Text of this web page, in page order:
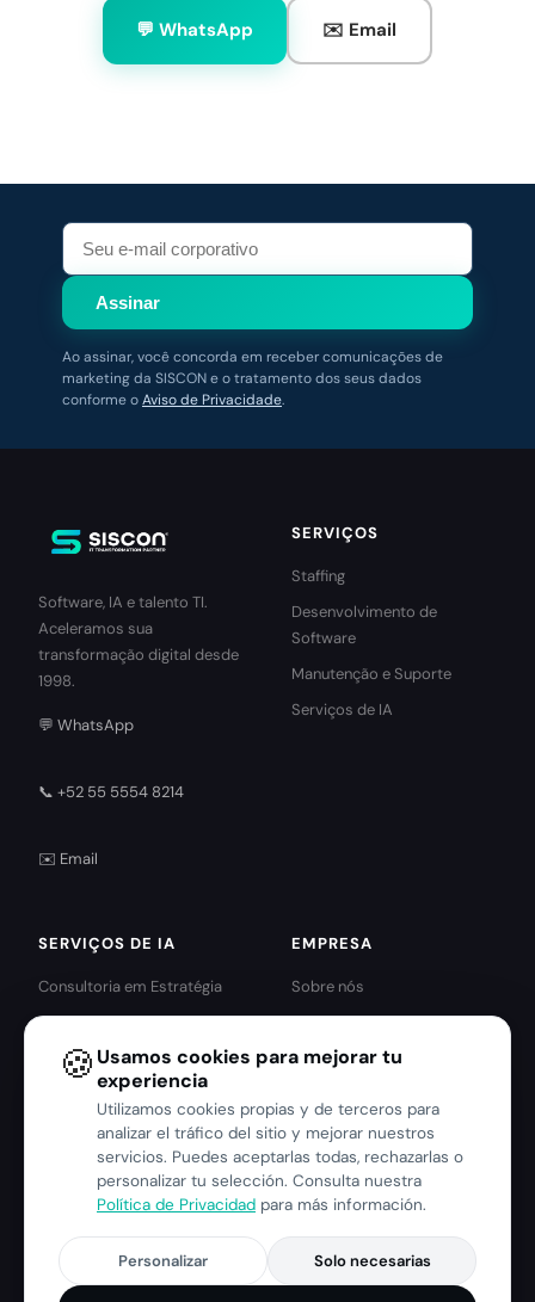
💬 WhatsApp ✉️ Email
Assinar
Ao assinar, você concorda em receber comunicações de
marketing da SISCON e o tratamento dos seus dados
conforme oAviso de Privacidade.
Software, IA e talento TI.
Aceleramos sua
transformação digital desde
1998.
💬 WhatsApp
📞 +52 55 5554 8214
✉️ Email
SERVIÇOS
Staffing
Desenvolvimento de
Software
Manutenção e Suporte
Serviços de IA
SERVIÇOS DE IA
Consultoria em Estratégia
Agentes de IA
Automação Inteligente
Analítica e IA Preditiva
Harness Engineering
EMPRESA
Sobre nós
Parceiros IBM · Red Hat
Serviços IBM
Blog
Contato
Aviso de Privacidade
🍪 Usamos cookies para mejorar tu
experiencia
Utilizamos cookies propias y de terceros para
analizar el tráfico del sitio y mejorar nuestros
servicios. Puedes aceptarlas todas, rechazarlas o
personalizar tu selección. Consulta nuestra
Política de Privacidad para más información.
Personalizar Solo necesarias